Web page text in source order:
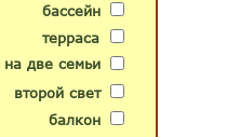
бассейн
второй свет
две семьи
терраса
балкон